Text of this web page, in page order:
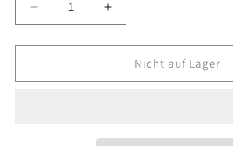
Verringere
die
Menge
Test
Erhöhe
die
Menge
Test
Nicht auf Lager